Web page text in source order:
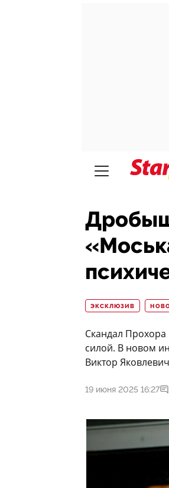
Дробыш
ЭКСКЛЮЗИВ
Скандал
силой. В новом
Виктор
19 июня 2025 16:27